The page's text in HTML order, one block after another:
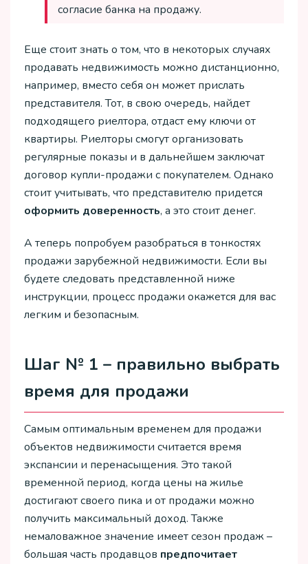
согласие банка на продажу.
Еще стоит знать о том, что в некоторых случаях
продавать недвижимость можно дистанционно,
например, вместо себя он может прислать
представителя. Тот, в свою очередь, найдет
подходящего риелтора, отдаст ему ключи от
квартиры. Риелторы смогут организовать
регулярные показы и в дальнейшем заключат
договор купли-продажи с покупателем. Однако
стоит учитывать, что представителю придется
оформить доверенность, а это стоит денег.
А теперь попробуем разобраться в тонкостях
продажи зарубежной недвижимости. Если вы
будете следовать представленной ниже
инструкции, процесс продажи окажется для вас
легким и безопасным.
Шаг № 1 – правильно выбрать
время для продажи
Самым оптимальным временем для продажи
объектов недвижимости считается время
экспансии и перенасыщения. Это такой
временной период, когда цены на жилье
достигают своего пика и от продажи можно
получить максимальный доход. Также
немаловажное значение имеет сезон продаж –
большая часть продавцов предпочитает